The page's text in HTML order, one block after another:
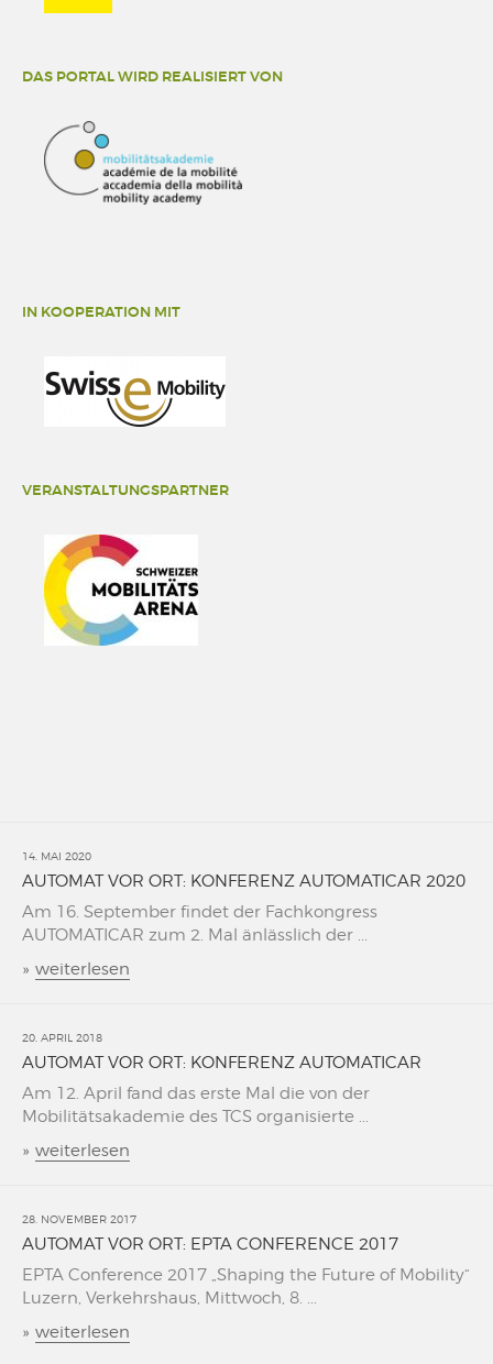
DAS PORTAL WIRD REALISIERT VON
IN KOOPERATION MIT
VERANSTALTUNGSPARTNER
14. MAI 2020
AUTOMAT VOR ORT: KONFERENZ AUTOMATICAR 2020
Am 16. September findet der Fachkongress
AUTOMATICAR zum 2. Mal änlässlich der ...
» weiterlesen
20. APRIL 2018
AUTOMAT VOR ORT: KONFERENZ AUTOMATICAR
Am 12. April fand das erste Mal die von der
Mobilitätsakademie des TCS organisierte ...
» weiterlesen
28. NOVEMBER 2017
AUTOMAT VOR ORT: EPTA CONFERENCE 2017
EPTA Conference 2017 „Shaping the Future of Mobility“
Luzern, Verkehrshaus, Mittwoch, 8. ...
» weiterlesen